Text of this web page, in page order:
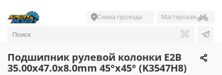
Схема проезда Мастерская
Подшипник рулевой колонки E2B
35.00x47.0x8.0mm 45°х45° (K3547H8)